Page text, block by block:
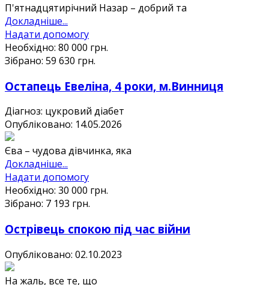
П'ятнадцятирічний Назар – добрий та
Докладніше...
Надати допомогу
Необхідно: 80 000 грн.
Зібрано: 59 630 грн.
Остапець Евеліна, 4 роки, м.Винниця
Діагноз: цукровий діабет
Опубліковано: 14.05.2026
Єва – чудова дівчинка, яка
Докладніше...
Надати допомогу
Необхідно: 30 000 грн.
Зібрано: 7 193 грн.
Острівець спокою під час війни
Опубліковано: 02.10.2023
На жаль, все те, що